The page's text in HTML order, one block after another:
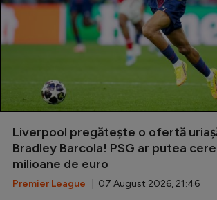
Liverpool pregătește o ofertă
Bradley Barcola! PSG ar putea
milioane de euro
Premier League | 07 August 2026, 21:46